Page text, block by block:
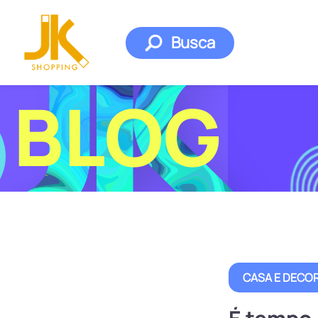
Busca
BLOG
CASA E